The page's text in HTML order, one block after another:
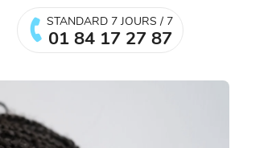
STANDARD 7 JOURS / 7
01 84 17 27 87